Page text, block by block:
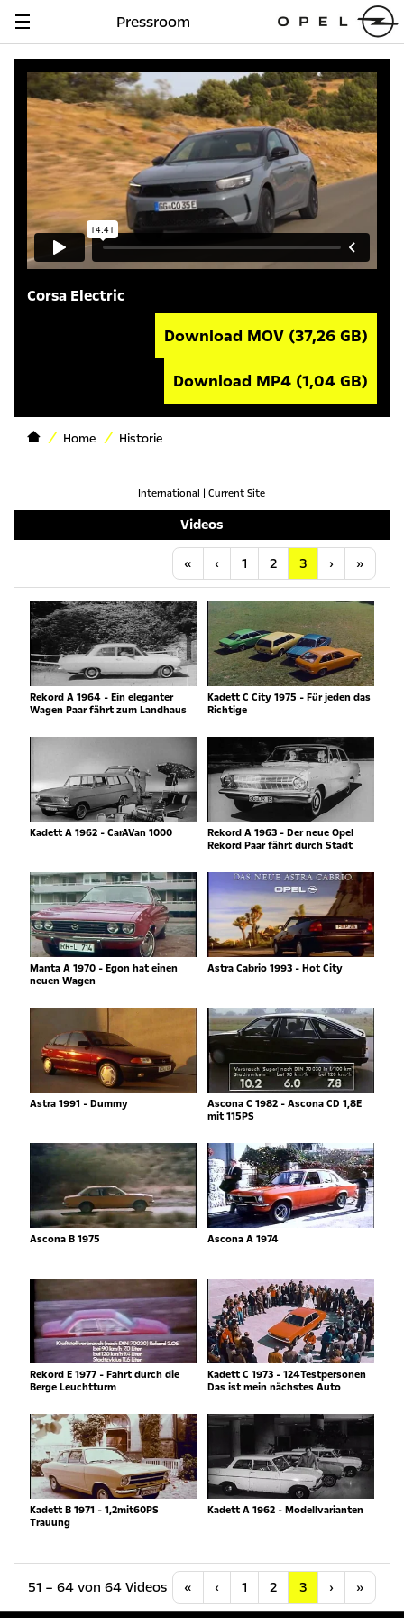
Navigation
Pressroom
Corsa Electric
Download MOV (37,26 GB)
Download MP4 (1,04 GB)
Home Historie
International | Current Site
Videos
« Anfang
‹ Vorherige
1 2 3 ›Nächste
»
Rekord A 1964 - Ein eleganter
Wagen Paar fährt zum Landhaus
Kadett C City 1975 - Für jeden das
Richtige
Kadett A 1962 - CarAVan 1000
Rekord A 1963 - Der neue Opel
Rekord Paar fährt durch Stadt
Manta A 1970 - Egon hat einen
neuen Wagen
Astra Cabrio 1993 - Hot City
Astra 1991 - Dummy
Ascona C 1982 - Ascona CD 1,8E
mit 115PS
Ascona B 1975 Ascona A 1974
Rekord E 1977 - Fahrt durch die
Berge Leuchtturm
Kadett C 1973 - 124Testpersonen
Das ist mein nächstes Auto
Kadett B 1971 - 1,2mit60PS
Trauung
Kadett A 1962 - Modellvarianten
51 – 64 von 64 Videos « Anfang
‹ Vorherige
1 2 3 ›Nächste
»